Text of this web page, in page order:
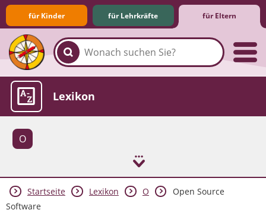
für Kinder für Lehrkräfte für Eltern
Familie & Medien
Spieletipps & Lernsoftware
Die Jüngsten im Netz
Lexikon
O
Aktuelles
Startseite Lexikon O
Open Source
Software